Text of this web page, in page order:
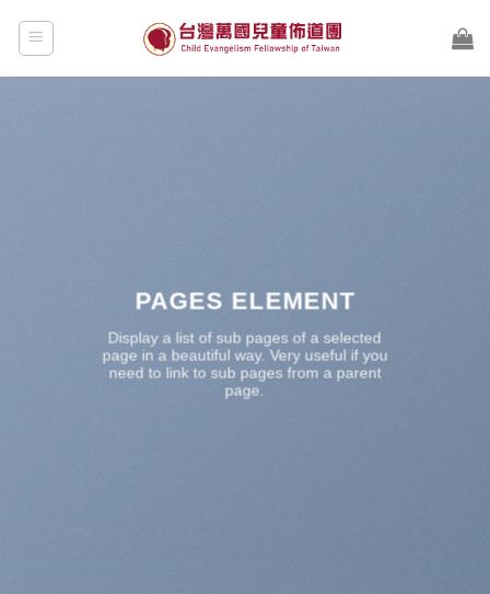
PAGES ELEMENT
Display a list of sub pages of a selected
page in a beautiful way. Very useful if you
need to link to sub pages from a parent
page.